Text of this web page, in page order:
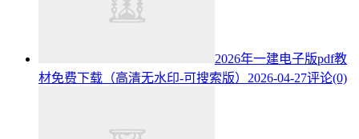
2026年一建电子版pdf教
材免费下载（高清无水印-可搜索版） 2026-04-27评论(0)